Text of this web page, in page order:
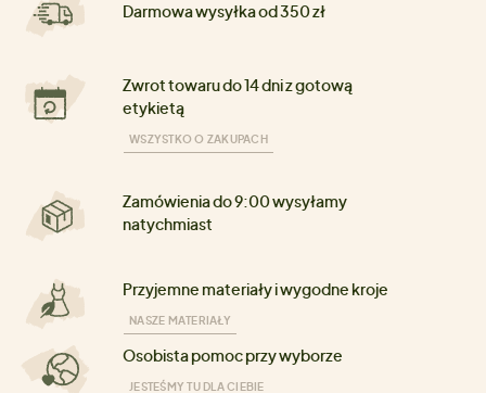
Darmowa wysyłka od 350 zł
Zwrot towaru do 14 dni z gotową
etykietą
WSZYSTKO O ZAKUPACH
Zamówienia do 9:00 wysyłamy
natychmiast
Przyjemne materiały i wygodne kroje
NASZE MATERIAŁY
Osobista pomoc przy wyborze
JESTEŚMY TU DLA CIEBIE